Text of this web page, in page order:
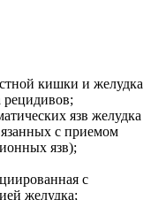
кишки и желудка
рецидивов;
язв желудка
с приемом
язв);
с
желудка;